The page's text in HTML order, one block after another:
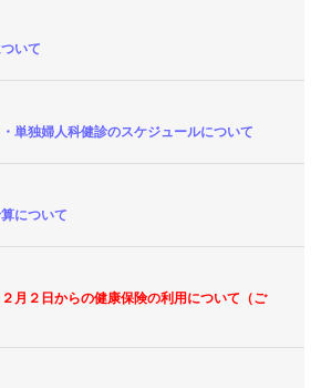
いて
単独婦人科健診のスケジュールについて
について
月２日からの健康保険の利用について（ご